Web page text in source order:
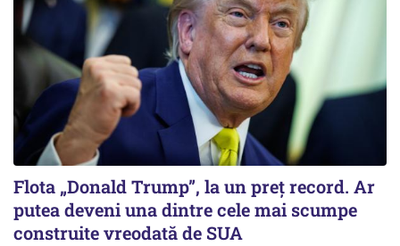
Flota „Donald Trump”, la un preț record. Ar
putea deveni una dintre cele mai scumpe
construite vreodată de SUA